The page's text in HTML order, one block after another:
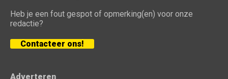
Heb je een fout gespot of opmerking(en) voor onze
redactie?
Contacteer ons!
Adverteren